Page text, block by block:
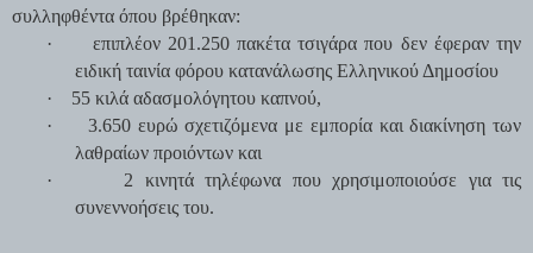
συλληφθέντα όπου βρέθηκαν:
·
επιπλέον 201.250 πακέτα τσιγάρα που δεν έφεραν την
ειδική ταινία φόρου κατανάλωσης Ελληνικού Δημοσίου
·
55 κιλά αδασμολόγητου καπνού,
·
3.650 ευρώ σχετιζόμενα με εμπορία και διακίνηση των
λαθραίων προιόντων και
·
2 κινητά τηλέφωνα που χρησιμοποιούσε για τις
συνεννοήσεις του.